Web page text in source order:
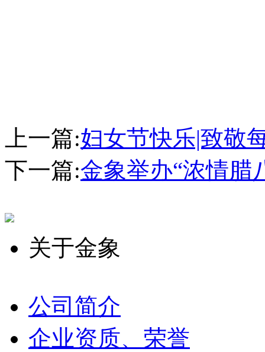
上一篇:妇女节快乐|致敬
下一篇:金象举办“浓情腊
关于金象
公司简介
企业资质、荣誉